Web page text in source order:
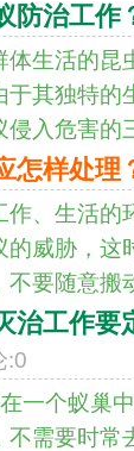
防治工作
体生活的昆
于其独特的
侵入危害的
怎样处理
作、生活的
的威胁，这
不要随意搬
治工作要
:0
一个蚁巢
不需要时常